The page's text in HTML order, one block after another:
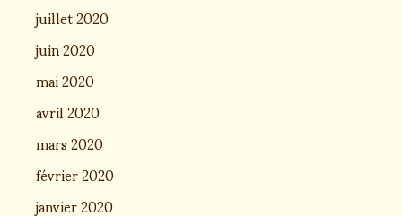
juillet 2020
juin 2020
mai 2020
avril 2020
mars 2020
février 2020
janvier 2020